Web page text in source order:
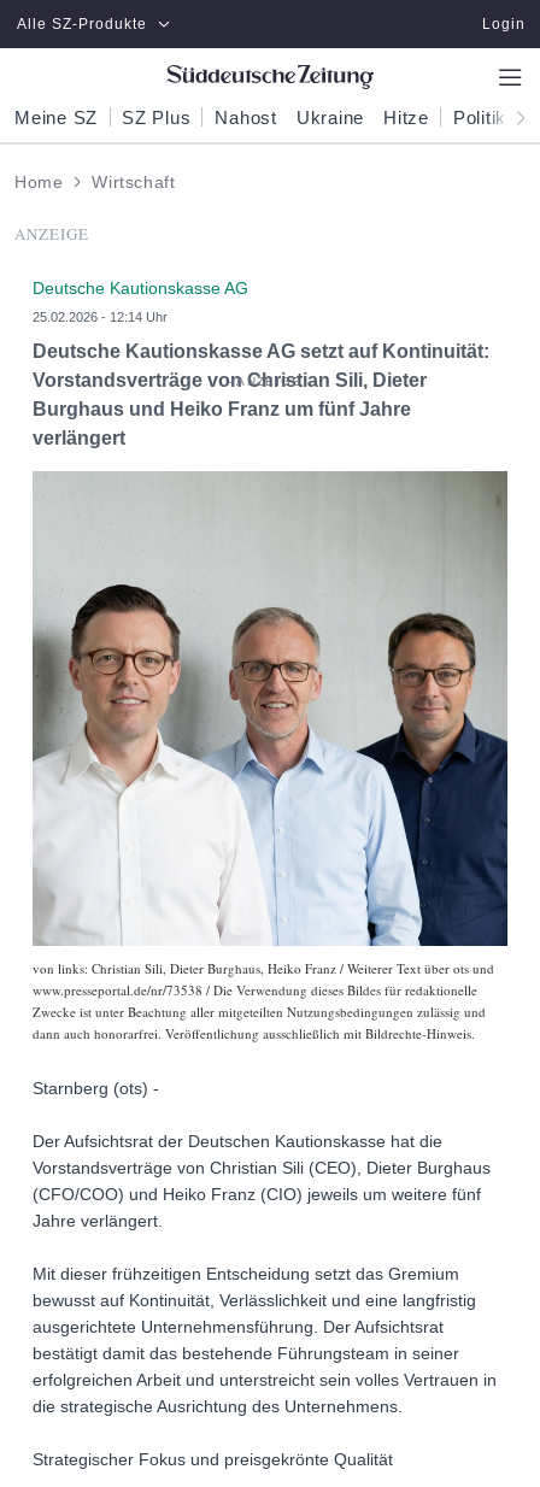
Zum Hauptinhalt springen
Alle SZ-Produkte Login
Meine SZ SZ Plus Nahost Ukraine Hitze Politik
Home Wirtschaft
ANZEIGE
Deutsche Kautionskasse AG
25.02.2026 - 12:14 Uhr
Deutsche Kautionskasse AG setzt auf Kontinuität:
Vorstandsverträge von Christian Sili, Dieter
Burghaus und Heiko Franz um fünf Jahre
verlängert
von links: Christian Sili, Dieter Burghaus, Heiko Franz / Weiterer Text über ots und
www.presseportal.de/nr/73538 / Die Verwendung dieses Bildes für redaktionelle
Zwecke ist unter Beachtung aller mitgeteilten Nutzungsbedingungen zulässig und
dann auch honorarfrei. Veröffentlichung ausschließlich mit Bildrechte-Hinweis.
Starnberg (ots) -
Der Aufsichtsrat der Deutschen Kautionskasse hat die
Vorstandsverträge von Christian Sili (CEO), Dieter Burghaus
(CFO/COO) und Heiko Franz (CIO) jeweils um weitere fünf
Jahre verlängert.
Mit dieser frühzeitigen Entscheidung setzt das Gremium
bewusst auf Kontinuität, Verlässlichkeit und eine langfristig
ausgerichtete Unternehmensführung. Der Aufsichtsrat
bestätigt damit das bestehende Führungsteam in seiner
erfolgreichen Arbeit und unterstreicht sein volles Vertrauen in
die strategische Ausrichtung des Unternehmens.
Strategischer Fokus und preisgekrönte Qualität